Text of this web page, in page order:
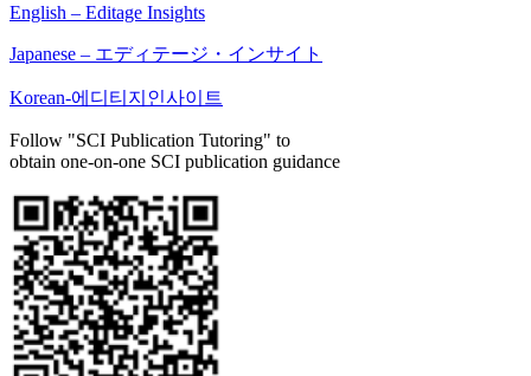
English – Editage Insights
Japanese – エディテージ・インサイト
Korean-에디티지인사이트
Follow "SCI Publication Tutoring" to
obtain one-on-one SCI publication guidance